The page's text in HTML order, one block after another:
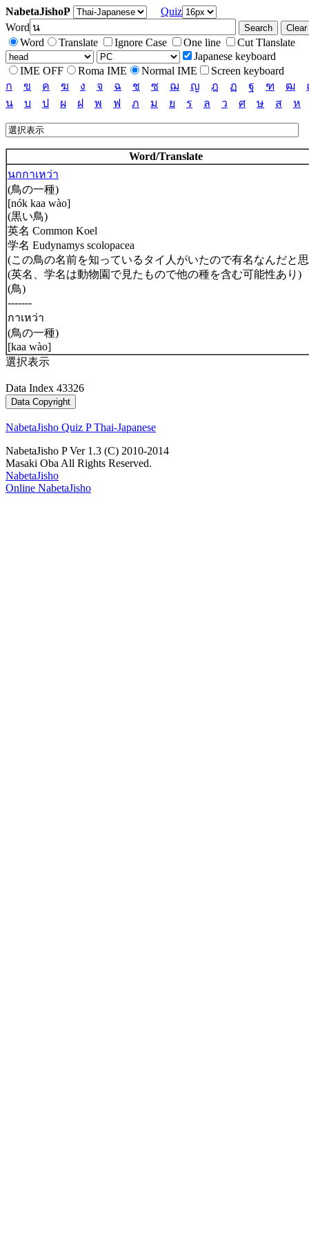
NabetaJishoP
Quiz
Word
Word
Translate Ignore Case One line
Cut Tlanslate
Japanese keyboard
IME OFF
Roma IME Normal IME
Screen keyboard
ก
ข ค ฆ ง จ ฉ ช ซ ฌ ญ ฎ ฏ ฐ ฑ ฒ
น
บ ป ผ ฝ พ ฟ ภ ม ย ร ล ว ศ ษ ส ห
Word/Translate
นกกาเหว่า
(鳥の一種)
[nók kaa wào]
(黒い鳥)
英名 Common Koel
学名 Eudynamys scolopacea
(この鳥の名前を知っているタイ人がいたので有名なんだと
(英名、学名は動物園で見たもので他の種を含む可能性あり)
(鳥)
-------
กาเหว่า
(鳥の一種)
[kaa wào]
選択表示
Data Index 43326
NabetaJisho Quiz P Thai-Japanese
NabetaJisho P Ver 1.3 (C) 2010-2014
Masaki Oba All Rights Reserved.
NabetaJisho
Online NabetaJisho